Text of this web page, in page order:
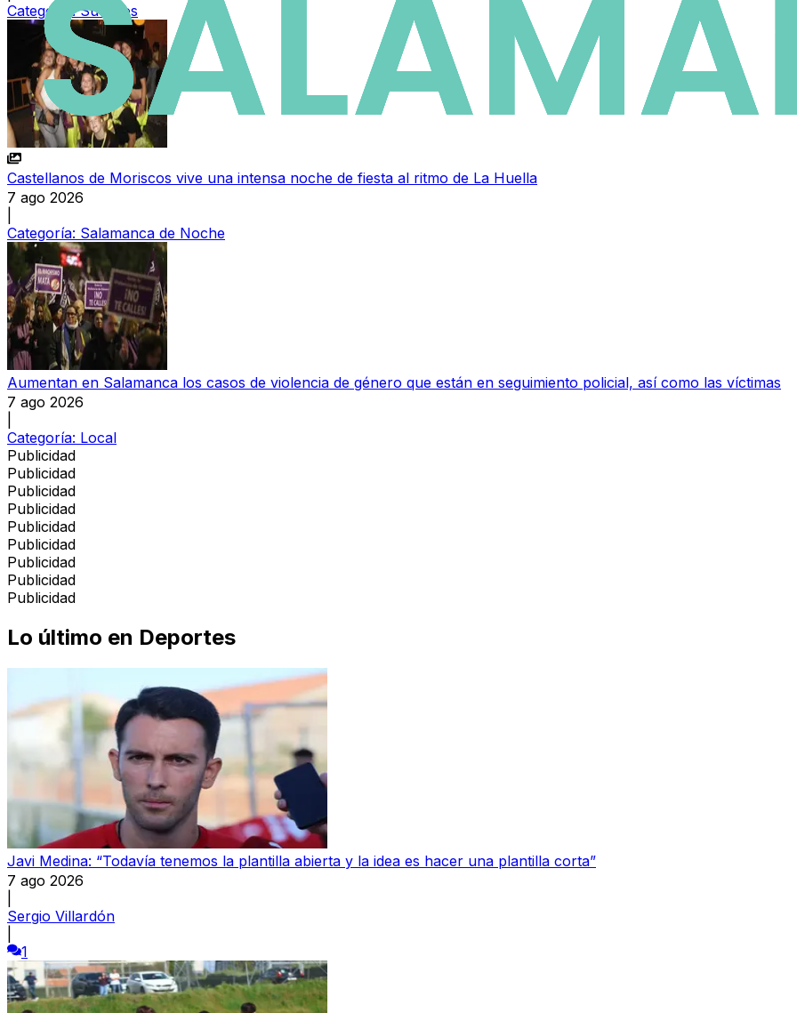
Categoría:Sucesos
Castellanos de Moriscos vive una intensa noche de fiesta al ritmo de La Huella
7 ago 2026
Categoría: Salamanca de Noche
Aumentan en Salamanca los casos de violencia de género que están en seguimiento policial, así como las víctimas
7 ago 2026
Categoría: Local
Publicidad
Publicidad
Publicidad
Publicidad
Publicidad
Publicidad
Publicidad
Publicidad
Publicidad
Lo último en Deportes
Javi Medina: “Todavía tenemos la plantilla abierta y la idea es hacer una plantilla corta”
7 ago 2026
Sergio Villardón
1